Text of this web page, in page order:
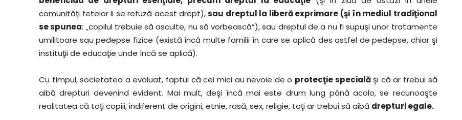
comunităţi fetelor li se refuză acest drept),sau dreptul la liberă exprimare (şi în mediul tradiţional
se spunea: „copilul trebuie să asculte, nu să vorbească”), sau dreptul de a nu fi supuşi unor tratamente
umilitoare sau pedepse fizice (există încă multe familii în care se aplică des astfel de pedepse, chiar şi
instituţii de educaţie unde încă se aplică).
Cu timpul, societatea a evoluat, faptul că cei mici au nevoie de o protecţie specialăşi că ar trebui să
aibă drepturi devenind evident. Mai mult, deşi încă mai este drum lung până acolo, se recunoaşte
realitatea că toţi copiii, indiferent de origini, etnie, rasă, sex, religie, toţi ar trebui să aibă drepturi egale.